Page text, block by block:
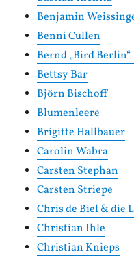
Benjamin
Benni Cullen
Bernd „Bird Berlin“
Bettsy Bär
Björn Bischoff
Blumenleere
Brigitte Hallbauer
Carolin Wabra
Carsten Stephan
Carsten Striepe
Chris de Biel & die
Christian Ihle
Christian Knieps